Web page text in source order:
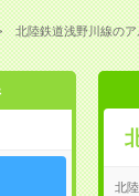
北陸鉄道浅野川線の
北